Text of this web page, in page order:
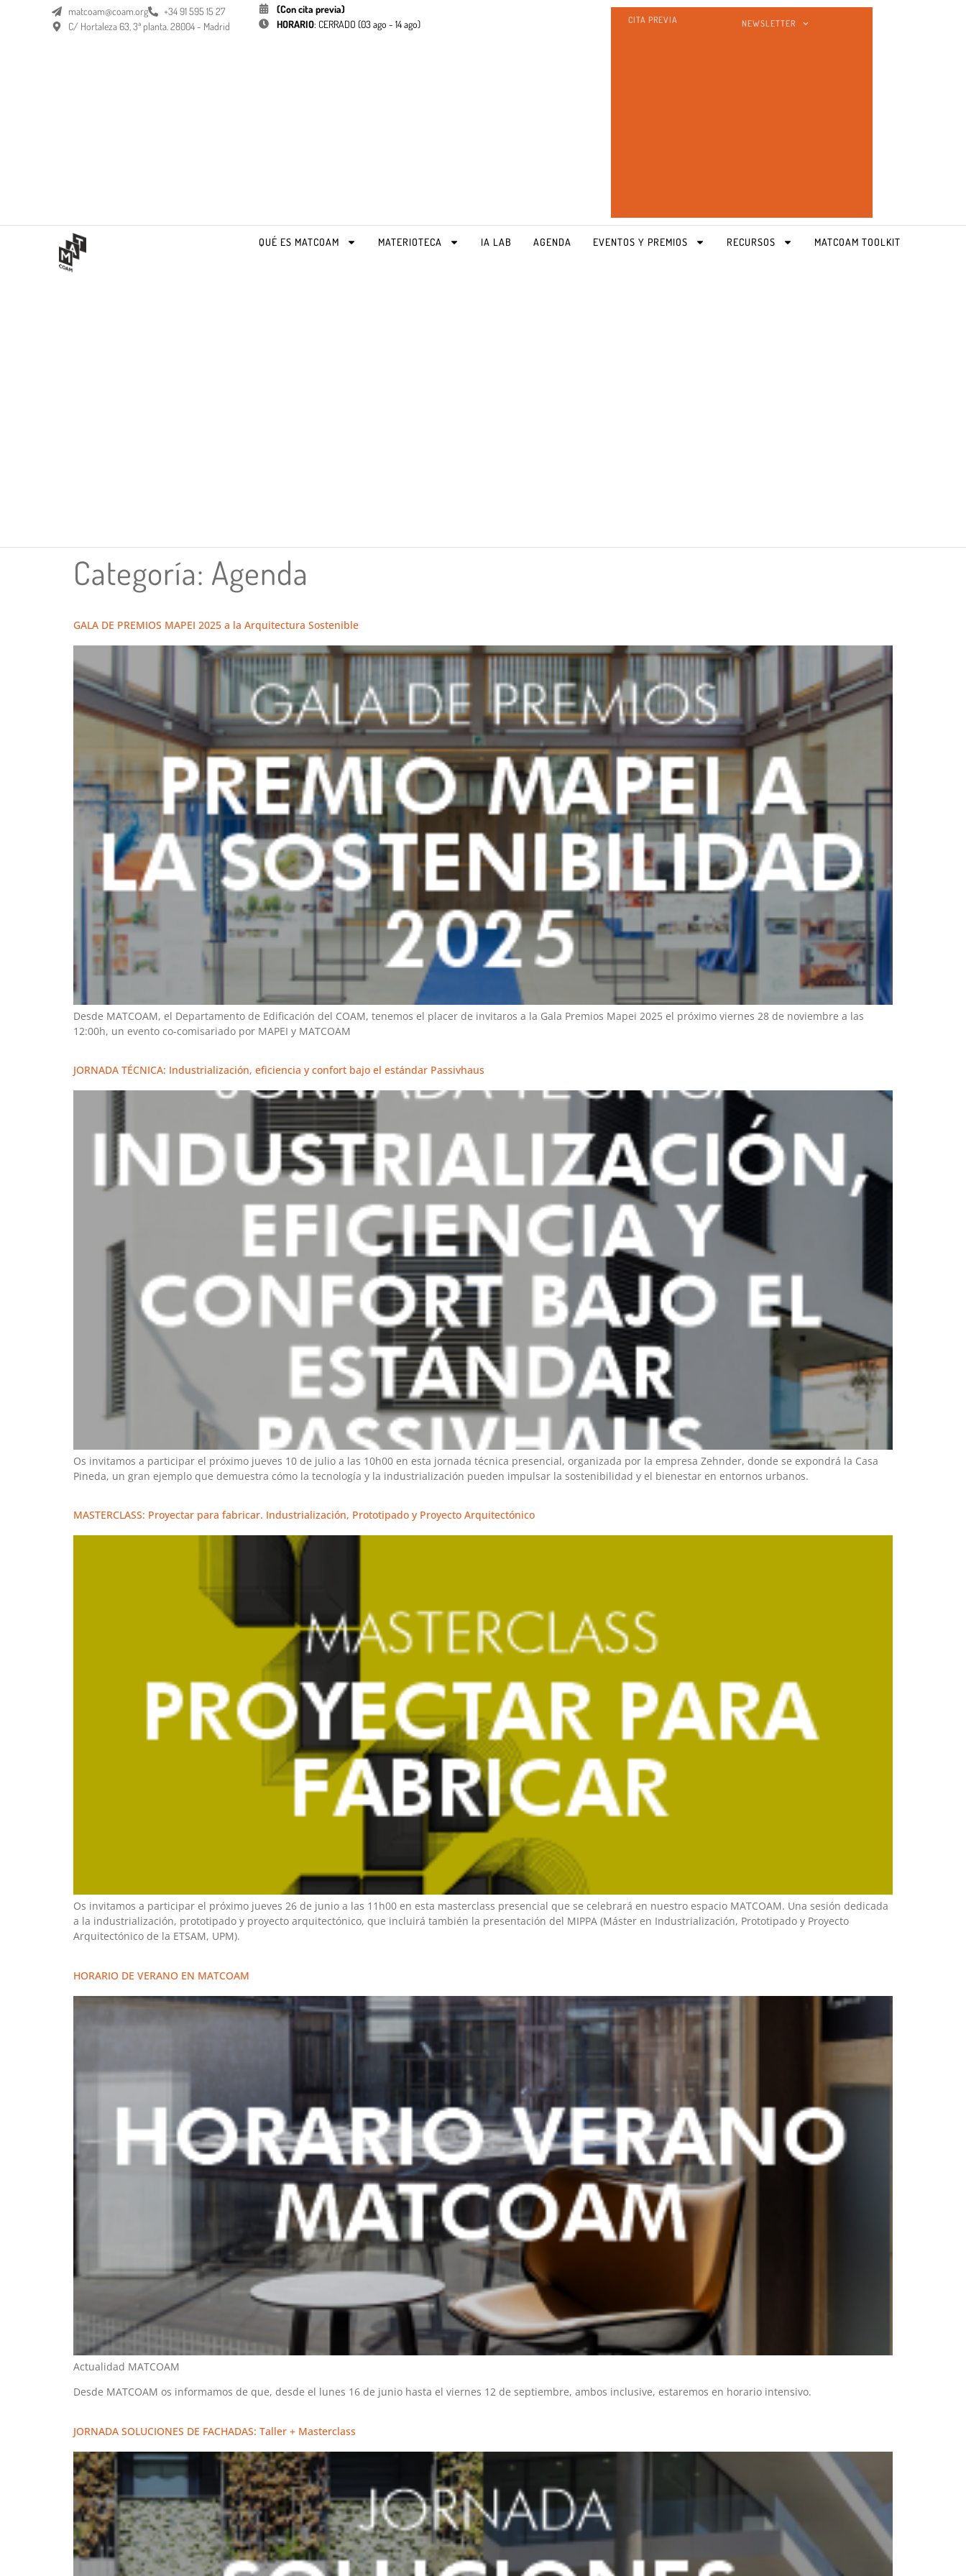
matcoam@coam.org
+34 91 595 15 27
C/ Hortaleza 63, 3ª planta. 28004 - Madrid
(Con cita previa)
HORARIO: CERRADO (03 ago - 14 ago) CITA PREVIA NEWSLETTER
QUÉ ES MATCOAM MATERIOTECA IA LAB AGENDA EVENTOS Y PREMIOS RECURSOS MATCOAM TOOLKIT
Categoría: Agenda
GALA DE PREMIOS MAPEI 2025 a la Arquitectura Sostenible
Desde MATCOAM, el Departamento de Edificación del COAM, tenemos el placer de invitaros a la Gala Premios Mapei 2025 el próximo viernes 28 de noviembre a las
12:00h, un evento co-comisariado por MAPEI y MATCOAM
JORNADA TÉCNICA: Industrialización, eficiencia y confort bajo el estándar Passivhaus
Os invitamos a participar el próximo jueves 10 de julio a las 10h00 en esta jornada técnica presencial, organizada por la empresa Zehnder, donde se expondrá la Casa
Pineda, un gran ejemplo que demuestra cómo la tecnología y la industrialización pueden impulsar la sostenibilidad y el bienestar en entornos urbanos.
MASTERCLASS: Proyectar para fabricar. Industrialización, Prototipado y Proyecto Arquitectónico
Os invitamos a participar el próximo jueves 26 de junio a las 11h00 en esta masterclass presencial que se celebrará en nuestro espacio MATCOAM. Una sesión dedicada
a la industrialización, prototipado y proyecto arquitectónico, que incluirá también la presentación del MIPPA (Máster en Industrialización, Prototipado y Proyecto
Arquitectónico de la ETSAM, UPM).
HORARIO DE VERANO EN MATCOAM
Actualidad MATCOAM
Desde MATCOAM os informamos de que, desde el lunes 16 de junio hasta el viernes 12 de septiembre, ambos inclusive, estaremos en horario intensivo.
JORNADA SOLUCIONES DE FACHADAS: Taller + Masterclass